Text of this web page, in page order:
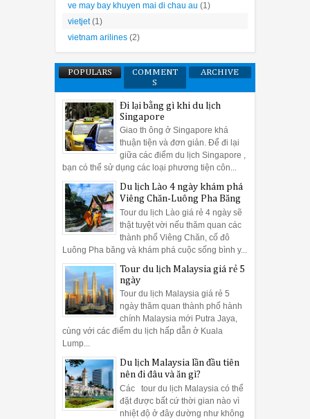
ve may bay khuyen mai di chau au (1)
vietjet (1)
vietnam arilines (2)
POPULARS
COMMENT
S
ARCHIVE
Đi lại bằng gì khi du lịch
Singapore
Giao th ông ở Singapore khá
thuận tiện và đơn giản. Để đi lại
giữa các điểm du lịch Singapore ,
bạn có thể sử dụng các loại phương tiện côn...
Du lịch Lào 4 ngày khám phá
Viêng Chăn-Luông Pha Băng
Tour du lịch Lào giá rẻ 4 ngày sẽ
thật tuyệt vời nếu thăm quan các
thành phố Viêng Chăn, cố đô
Luông Pha băng và khám phá cuộc sống bình y...
Tour du lịch Malaysia giá rẻ 5
ngày
Tour du lịch Malaysia giá rẻ 5
ngày thăm quan thành phố hành
chính Malaysia mới Putra Jaya,
cùng với các điểm du lịch hấp dẫn ở Kuala
Lump...
Du lịch Malaysia lần đầu tiên
nên đi đâu và ăn gì?
Các tour du lịch Malaysia có thể
đặt được bất cứ thời gian nào vì
nhiệt độ ở đây dường như không